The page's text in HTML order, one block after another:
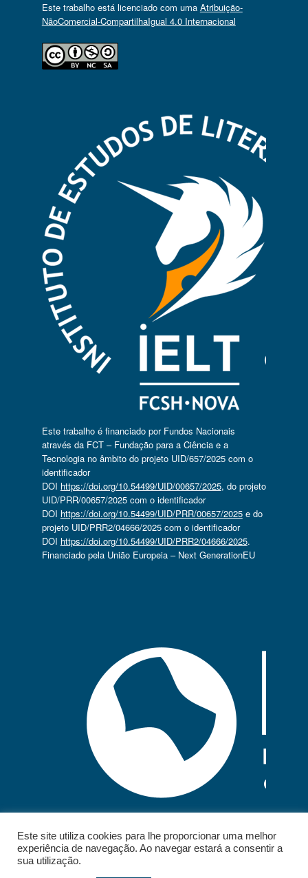
Este trabalho está licenciado com uma Atribuição-
NãoComercial-CompartilhaIgual 4.0 Internacional
Este trabalho é financiado por Fundos Nacionais
através da FCT – Fundação para a Ciência e a
Tecnologia no âmbito do projeto UID/657/2025 com o
identificador
DOI https://doi.org/10.54499/UID/00657/2025, do projeto
UID/PRR/00657/2025 com o identificador
DOI https://doi.org/10.54499/UID/PRR/00657/2025e do
projeto UID/PRR2/04666/2025 com o identificador
DOI https://doi.org/10.54499/UID/PRR2/04666/2025.
Financiado pela União Europeia – Next GenerationEU
Este site utiliza cookies para lhe proporcionar uma melhor
experiência de navegação. Ao navegar estará a consentir a
sua utilização.